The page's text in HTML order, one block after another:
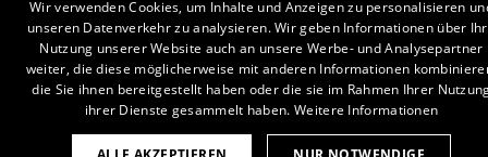
Wir verwenden Cookies, um Inhalte und Anzeigen zu personalisieren
unseren Datenverkehr zu analysieren. Wir geben Informationen über
Nutzung unserer Website auch an unsere Werbe- und Analysepartner
weiter, die diese möglicherweise mit anderen Informationen
die Sie ihnen bereitgestellt haben oder die sie im Rahmen Ihrer
ihrer Dienste gesammelt haben. Weitere Informationen